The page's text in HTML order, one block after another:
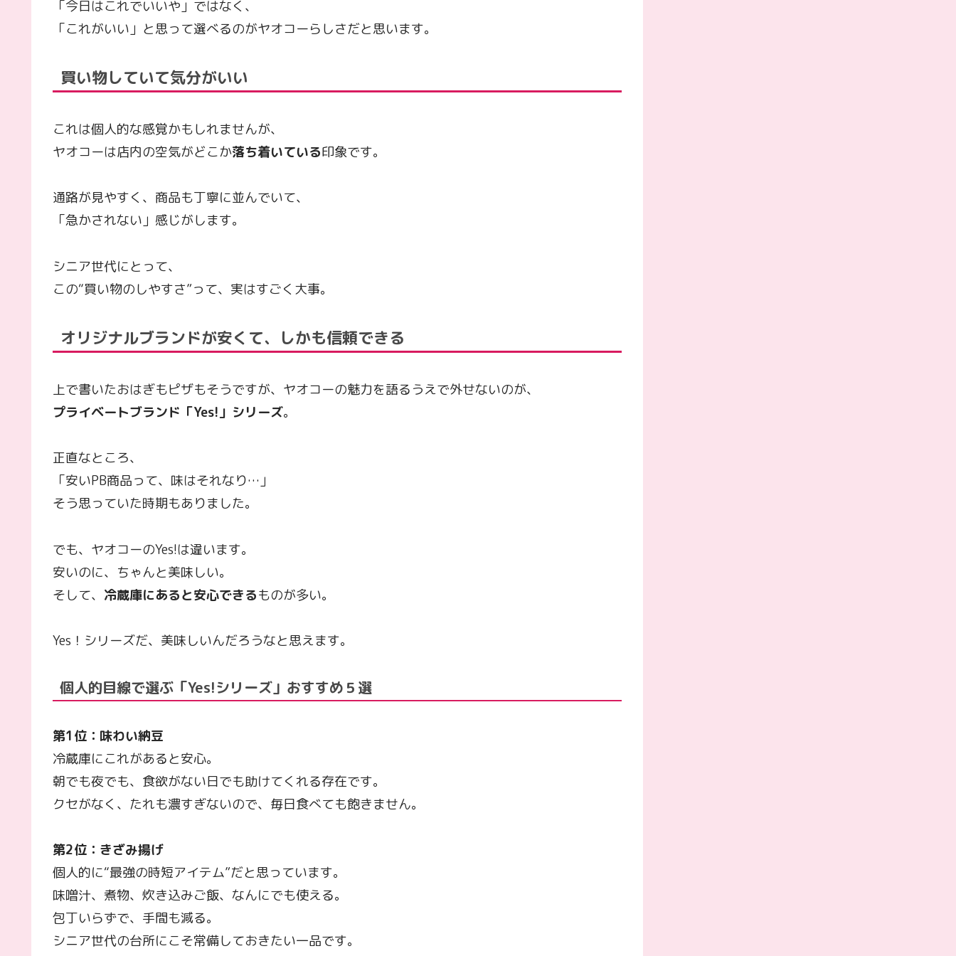
「今日はこれでいいや」ではなく、
「これがいい」と思って選べるのがヤオコーらしさだと思います。
買い物していて気分がいい
これは個人的な感覚かもしれませんが、
ヤオコーは店内の空気がどこか落ち着いている印象です。
通路が見やすく、商品も丁寧に並んでいて、
「急かされない」感じがします。
シニア世代にとって、
この“買い物のしやすさ”って、実はすごく大事。
オリジナルブランドが安くて、しかも信頼できる
上で書いたおはぎもピザもそうですが、ヤオコーの魅力を語るうえで外せないのが、
プライベートブランド「Yes!」シリーズ。
正直なところ、
「安いPB商品って、味はそれなり…」
そう思っていた時期もありました。
でも、ヤオコーのYes!は違います。
安いのに、ちゃんと美味しい。
そして、 冷蔵庫にあると安心できるものが多い。
Yes！シリーズだ、美味しいんだろうなと思えます。
個人的目線で選ぶ「Yes!シリーズ」おすすめ５選
第1位：味わい納豆
冷蔵庫にこれがあると安心。
朝でも夜でも、食欲がない日でも助けてくれる存在です。
クセがなく、たれも濃すぎないので、毎日食べても飽きません。
第2位：きざみ揚げ
個人的に“最強の時短アイテム”だと思っています。
味噌汁、煮物、炊き込みご飯、なんにでも使える。
包丁いらずで、手間も減る。
シニア世代の台所にこそ常備しておきたい一品です。